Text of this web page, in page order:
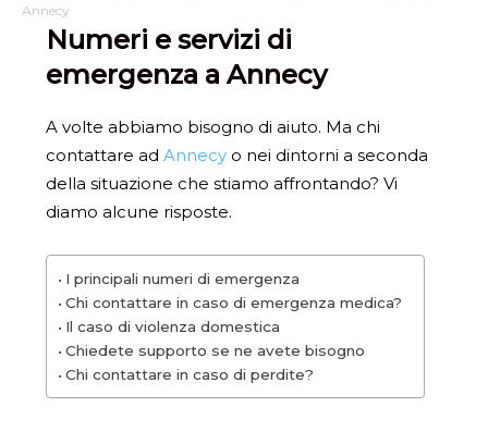
Annecy
Numeri e servizi di
emergenza a Annecy
A volte abbiamo bisogno di aiuto. Ma chi
contattare ad Annecy o nei dintorni a seconda
della situazione che stiamo affrontando? Vi
diamo alcune risposte.
I principali numeri di emergenza
Chi contattare in caso di emergenza medica?
Il caso di violenza domestica
Chiedete supporto se ne avete bisogno
Chi contattare in caso di perdite?